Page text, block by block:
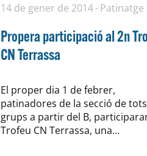
14 de gener de 2014 Patinatge
Propera participació al 2n
CN Terrassa
El proper dia 1 de febrer,
patinadores de la secció de
grups a partir del B,
Trofeu CN Terrassa, una